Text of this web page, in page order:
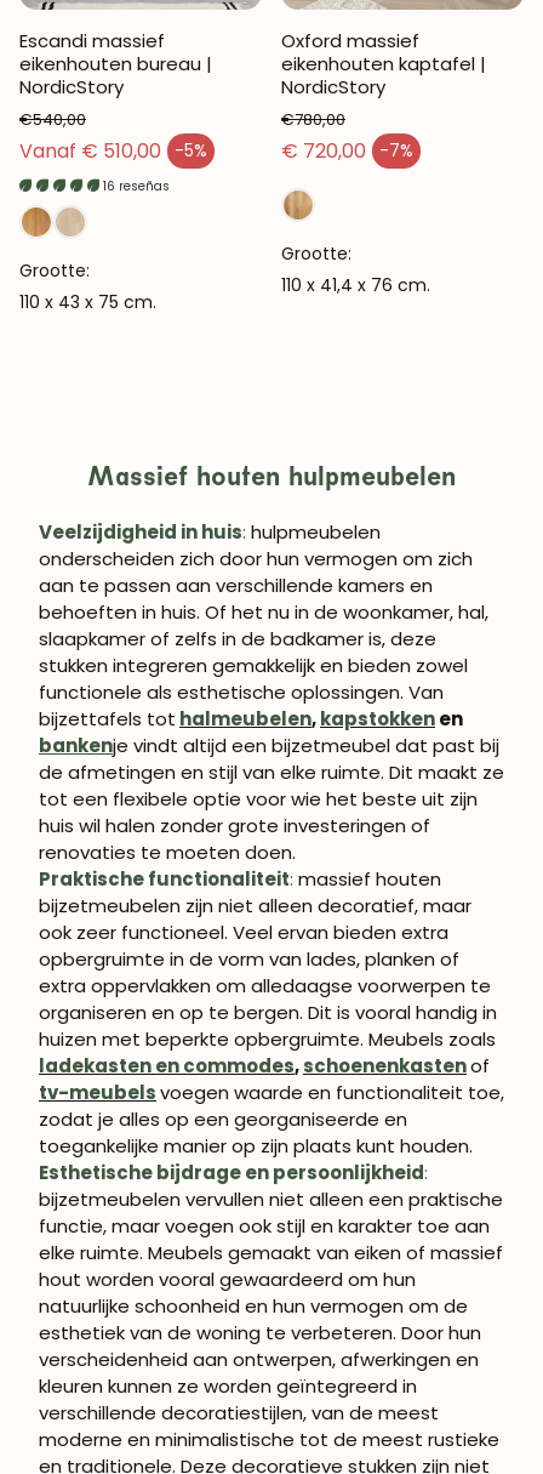
Escandi massief
eikenhouten bureau |
NordicStory
Vanaf € 510,00 -5%
Verkoopprijs
Normale prijs
€540,00
16 reseñas
Grootte:
110 x 43 x 75 cm.
Oxford massief
eikenhouten kaptafel |
NordicStory
€ 720,00 -7%
Verkoopprijs
Normale prijs
€780,00
Grootte:
110 x 41,4 x 76 cm.
Massief houten hulpmeubelen
Veelzijdigheid in huis: hulpmeubelen
onderscheiden zich door hun vermogen om zich
aan te passen aan verschillende kamers en
behoeften in huis. Of het nu in de woonkamer, hal,
slaapkamer of zelfs in de badkamer is, deze
stukken integreren gemakkelijk en bieden zowel
functionele als esthetische oplossingen. Van
bijzettafels tot halmeubelen,kapstokkenen
bankenje vindt altijd een bijzetmeubel dat past bij
de afmetingen en stijl van elke ruimte. Dit maakt ze
tot een flexibele optie voor wie het beste uit zijn
huis wil halen zonder grote investeringen of
renovaties te moeten doen.
Praktische functionaliteit: massief houten
bijzetmeubelen zijn niet alleen decoratief, maar
ook zeer functioneel. Veel ervan bieden extra
opbergruimte in de vorm van lades, planken of
extra oppervlakken om alledaagse voorwerpen te
organiseren en op te bergen. Dit is vooral handig in
huizen met beperkte opbergruimte. Meubels zoals
ladekasten en commodes,schoenenkastenof
tv-meubelsvoegen waarde en functionaliteit toe,
zodat je alles op een georganiseerde en
toegankelijke manier op zijn plaats kunt houden.
Esthetische bijdrage en persoonlijkheid:
bijzetmeubelen vervullen niet alleen een praktische
functie, maar voegen ook stijl en karakter toe aan
elke ruimte. Meubels gemaakt van eiken of massief
hout worden vooral gewaardeerd om hun
natuurlijke schoonheid en hun vermogen om de
esthetiek van de woning te verbeteren. Door hun
verscheidenheid aan ontwerpen, afwerkingen en
kleuren kunnen ze worden geïntegreerd in
verschillende decoratiestijlen, van de meest
moderne en minimalistische tot de meest rustieke
en traditionele. Deze decoratieve stukken zijn niet